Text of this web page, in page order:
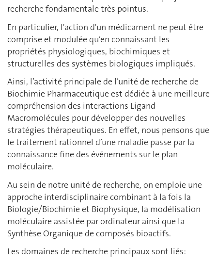
recherche fondamentale très pointus.
En particulier, l'action d'un médicament ne peut être
comprise et modulée qu’en connaissant les
propriétés physiologiques, biochimiques et
structurelles des systèmes biologiques impliqués.
Ainsi, l’activité principale de l’unité de recherche de
Biochimie Pharmaceutique est dédiée à une meilleure
compréhension des interactions Ligand-
Macromolécules pour développer des nouvelles
stratégies thérapeutiques. En effet, nous pensons que
le traitement rationnel d’une maladie passe par la
connaissance fine des événements sur le plan
moléculaire.
Au sein de notre unité de recherche, on emploie une
approche interdisciplinaire combinant à la fois la
Biologie/Biochimie et Biophysique, la modélisation
moléculaire assistée par ordinateur ainsi que la
Synthèse Organique de composés bioactifs.
Les domaines de recherche principaux sont liés: